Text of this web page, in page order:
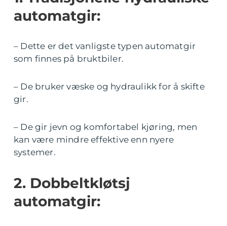
automatgir:
– Dette er det vanligste typen automatgir
som finnes på bruktbiler.
– De bruker væske og hydraulikk for å skifte
gir.
– De gir jevn og komfortabel kjøring, men
kan være mindre effektive enn nyere
systemer.
2. Dobbeltkløtsj
automatgir: